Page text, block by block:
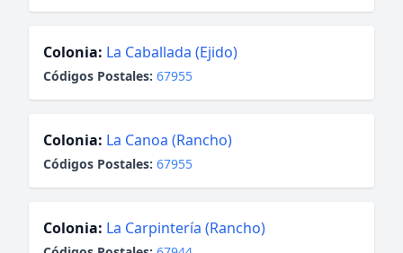
Colonia: La Caballada (Ejido)
Códigos Postales: 67955
Colonia: La Canoa (Rancho)
Códigos Postales: 67955
Colonia: La Carpintería (Rancho)